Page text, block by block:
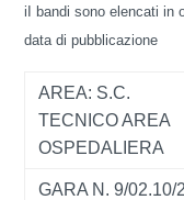
iI bandi sono elencati in
data di pubblicazione
AREA: S.C.
TECNICO AREA
OSPEDALIERA
GARA N. 9/02.10/